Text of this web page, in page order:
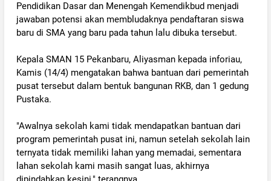
Pendidikan Dasar dan Menengah Kemendikbud menjadi
jawaban potensi akan membludaknya pendaftaran siswa
baru di SMA yang baru pada tahun lalu dibuka tersebut.
Kepala SMAN 15 Pekanbaru, Aliyasman kepada inforiau,
Kamis (14/4) mengatakan bahwa bantuan dari pemerintah
pusat tersebut dalam bentuk bangunan RKB, dan 1 gedung
Pustaka.
"Awalnya sekolah kami tidak mendapatkan bantuan dari
program pemerintah pusat ini, namun setelah sekolah lain
ternyata tidak memiliki lahan yang memadai, sementara
lahan sekolah kami masih sangat luas, akhirnya